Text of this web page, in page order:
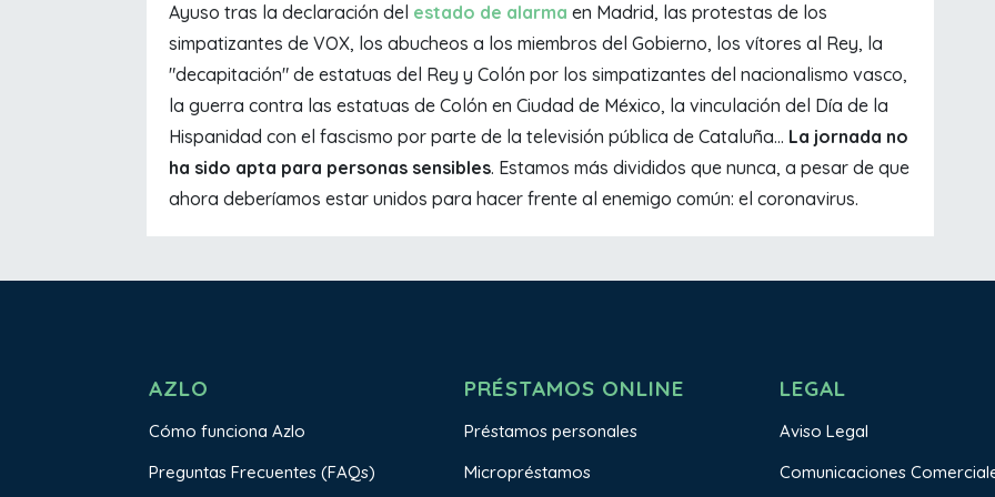
Ayuso tras la declaración del estado de alarma en Madrid, las protestas de los
simpatizantes de VOX, los abucheos a los miembros del Gobierno, los vítores al Rey, la
"decapitación" de estatuas del Rey y Colón por los simpatizantes del nacionalismo vasco,
la guerra contra las estatuas de Colón en Ciudad de México, la vinculación del Día de la
Hispanidad con el fascismo por parte de la televisión pública de Cataluña... La jornada no
ha sido apta para personas sensibles. Estamos más divididos que nunca, a pesar de que
ahora deberíamos estar unidos para hacer frente al enemigo común: el coronavirus.
AZLO
Cómo funciona Azlo
Preguntas Frecuentes (FAQs)
PRÉSTAMOS ONLINE
Préstamos personales
Micropréstamos
LEGAL
Aviso Legal
Comunicaciones